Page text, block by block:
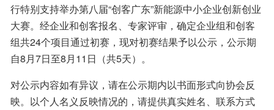
行特别支持举办第八届“创客广东”新能源中小企业创新创业
大赛。经企业和创客报名、专家评审，确定企业组和创客
组共24个项目通过初赛，现对初赛结果予以公示，公示期
自8月7日至8月11日（共5天）。
对公示内容如有异议，请在公示期内以书面形式向协会反
映。以个人名义反映情况的，请提供真实姓名、联系方式